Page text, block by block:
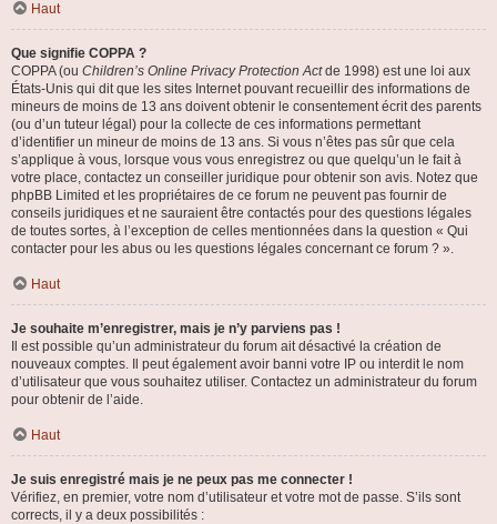
Haut
Que signifie COPPA ?
COPPA (ou Children’s Online Privacy Protection Actde 1998) est une loi aux
États-Unis qui dit que les sites Internet pouvant recueillir des informations de
mineurs de moins de 13 ans doivent obtenir le consentement écrit des parents
(ou d’un tuteur légal) pour la collecte de ces informations permettant
d’identifier un mineur de moins de 13 ans. Si vous n’êtes pas sûr que cela
s’applique à vous, lorsque vous vous enregistrez ou que quelqu’un le fait à
votre place, contactez un conseiller juridique pour obtenir son avis. Notez que
phpBB Limited et les propriétaires de ce forum ne peuvent pas fournir de
conseils juridiques et ne sauraient être contactés pour des questions légales
de toutes sortes, à l’exception de celles mentionnées dans la question « Qui
contacter pour les abus ou les questions légales concernant ce forum ? ».
Haut
Je souhaite m’enregistrer, mais je n’y parviens pas !
Il est possible qu’un administrateur du forum ait désactivé la création de
nouveaux comptes. Il peut également avoir banni votre IP ou interdit le nom
d’utilisateur que vous souhaitez utiliser. Contactez un administrateur du forum
pour obtenir de l’aide.
Haut
Je suis enregistré mais je ne peux pas me connecter !
Vérifiez, en premier, votre nom d’utilisateur et votre mot de passe. S’ils sont
corrects, il y a deux possibilités :